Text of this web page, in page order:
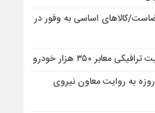
اساسی ۳ برابر تقاضاست/کالاهای اساسی به وفور در
۳۵۰ هزار خودرو
خطرناک‌ترین مأموریت جنگ ۴۰ روزه به روایت معاون نیروی